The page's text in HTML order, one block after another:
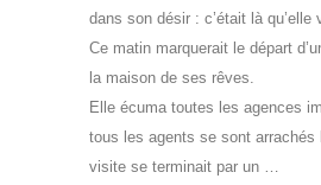
dans son désir : c’était là qu’elle
Ce matin marquerait le départ
la maison de ses rêves.
Elle écuma toutes les agences
tous les agents se sont
visite se terminait par un …